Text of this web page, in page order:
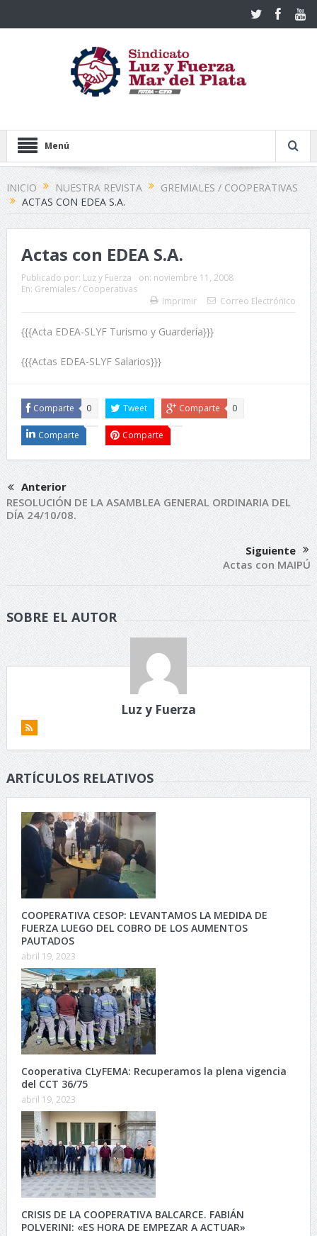
Menú
INICIO NUESTRA REVISTA
GREMIALES / COOPERATIVAS
ACTAS CON EDEA S.A.
Actas con EDEA S.A.
Publicado por: Luz y Fuerza on: noviembre 11, 2008
En: Gremiales / Cooperativas
Imprimir
Correo Electrónico
{{{Acta EDEA-SLYF Turismo y Guardería}}}
{{{Actas EDEA-SLYF Salarios}}}
Comparte 0 Tweet Comparte 0
Comparte Comparte
Anterior
RESOLUCIÓN DE LA ASAMBLEA GENERAL ORDINARIA DEL
DÍA 24/10/08.
Siguiente
Actas con MAIPÚ
SOBRE EL AUTOR
Luz y Fuerza
ARTÍCULOS RELATIVOS
COOPERATIVA CESOP: LEVANTAMOS LA MEDIDA DE
FUERZA LUEGO DEL COBRO DE LOS AUMENTOS
PAUTADOS
abril 19, 2023
Cooperativa CLyFEMA: Recuperamos la plena vigencia
del CCT 36/75
abril 19, 2023
CRISIS DE LA COOPERATIVA BALCARCE. FABIÁN
POLVERINI: «ES HORA DE EMPEZAR A ACTUAR»